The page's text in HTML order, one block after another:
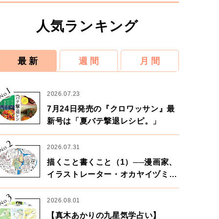
人気ランキング
最 新 週 間 月 間
1 2026.07.23
7月24日発売の『クロワッサン』最
新号は「夏バテ撃退レシピ。」
2 2026.07.31
描くこと書くこと（1）──漫画家、
イラストレーター・オカヤイヅミさ
ん×漫画家・鶴谷香央理さん
3 2026.08.01
【真木あかりの九星気学占い】